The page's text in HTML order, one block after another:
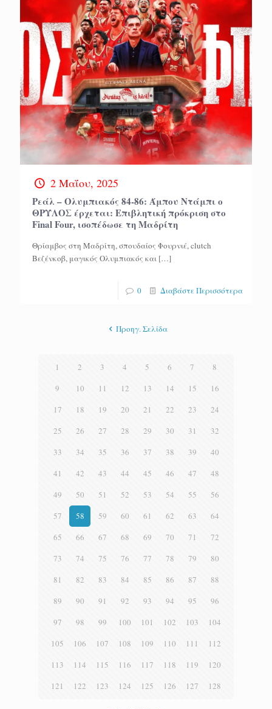
2 Μαΐου, 2025
Ρεάλ – Ολυμπιακός 84-86: Άμπου Ντάμπι ο
ΘΡΥΛΟΣ έρχεται: Επιβλητική πρόκριση στο
Final Four, ισοπέδωσε τη Μαδρίτη
Θρίαμβος στη Μαδρίτη, σπουδαίος Φουρνιέ, clutch
Βεζένκοβ, μαγικός Ολυμπιακός και […]
0 Διαβάστε Περισσότερα
Προηγ. Σελίδα
1 2 3 4 5 6 7
8
9
10 11 12 13 14 15
16
17
18 19 20 21 22 23
24
25
26 27 28 29 30 31
32
33
34 35 36 37 38 39
40
41
42 43 44 45 46 47
48
49
50 51 52 53 54 55
56
57
58 59 60 61 62 63
64
65
66 67 68 69 70 71
72
73
74 75 76 77 78 79
80
81
82 83 84 85 86 87
88
89
90 91 92 93 94 95
96
97
98 99 100 101 102 103
104
105
106 107 108 109 110 111
112
113
114 115 116 117 118 119
120
121
122 123 124 125 126 127 128